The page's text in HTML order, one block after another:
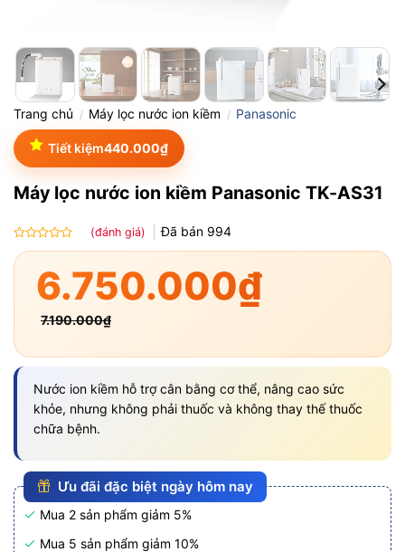
Trang chủ / Máy lọc nước ion kiềm / Panasonic
Tiết kiệm440.000₫
Máy lọc nước ion kiềm Panasonic TK-AS31
Được
xếp
hạng
(đánh giá) Đã bán 994
6.750.000₫
7.190.000₫
Nước ion kiềm hỗ trợ cân bằng cơ thể, nâng cao sức
khỏe, nhưng không phải thuốc và không thay thế thuốc
chữa bệnh.
Ưu đãi đặc biệt ngày hôm nay
Mua 2 sản phẩm giảm 5%
Mua 5 sản phẩm giảm 10%